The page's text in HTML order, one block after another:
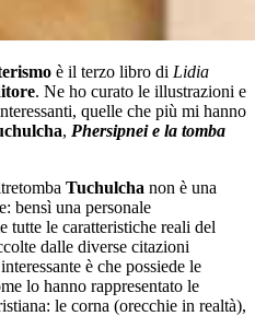
è il terzo libro di Lidia
. Ne ho curato le illustrazioni e
quelle che più mi hanno
, Phersipnei e la tomba
Tuchulcha non è una
bensì una personale
tutte le caratteristiche reali del
dalle diverse citazioni
è che possiede le
lo hanno rappresentato le
le corna (orecchie in realtà),